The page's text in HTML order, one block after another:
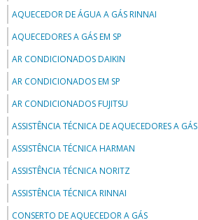
AQUECEDOR DE ÁGUA A GÁS RINNAI
AQUECEDORES A GÁS EM SP
AR CONDICIONADOS DAIKIN
AR CONDICIONADOS EM SP
AR CONDICIONADOS FUJITSU
ASSISTÊNCIA TÉCNICA DE AQUECEDORES A GÁS
ASSISTÊNCIA TÉCNICA HARMAN
ASSISTÊNCIA TÉCNICA NORITZ
ASSISTÊNCIA TÉCNICA RINNAI
CONSERTO DE AQUECEDOR A GÁS